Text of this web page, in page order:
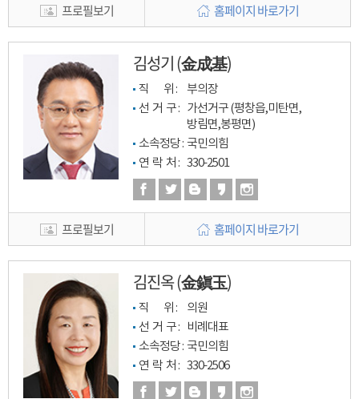
프로필보기 홈페이지 바로가기
김성기 (金成基)
직         위 :
부의장
선  거  구 : 가선거구 (평창읍,미탄면,
방림면,봉평면)
소속정당 : 국민의힘
연  락  처 : 330-2501
프로필보기 홈페이지 바로가기
김진옥 (金鎭玉)
직         위 :
의원
선  거  구 :
비례대표
소속정당 : 국민의힘
연  락  처 : 330-2506